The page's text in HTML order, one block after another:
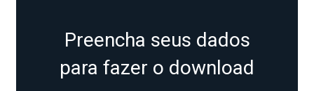
Preencha seus dados
para fazer o download